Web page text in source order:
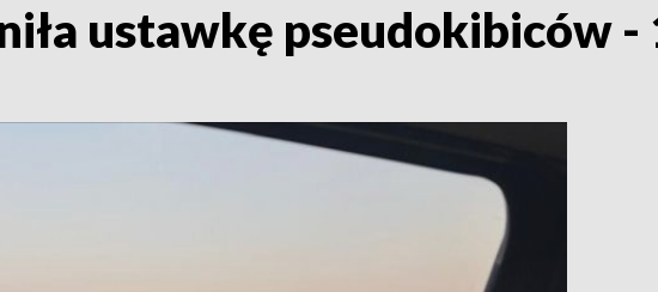
ustawkę pseudokibiców -